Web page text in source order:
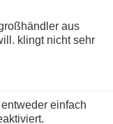
klingt nicht sehr